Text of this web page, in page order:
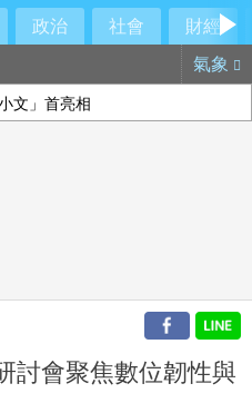
政治 社會
財經
氣象
文」首亮相
討會聚焦數位韌性與